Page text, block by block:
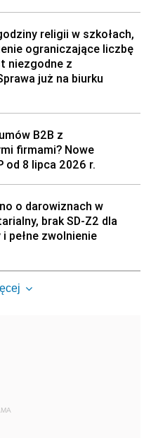
religii w szkołach,
ograniczające liczbę
niezgodne z
już na biurku
B2B z
firmami? Nowe
od 8 lipca 2026 r.
o darowiznach w
brak SD-Z2 dla
pełne zwolnienie